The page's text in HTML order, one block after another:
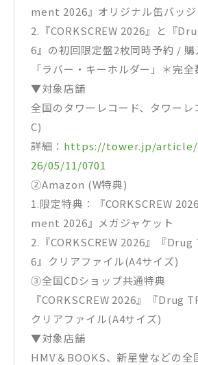
ment 2026』オリジナル缶バッジ
2.『CORKSCREW 2026』と『
6』の初回限定盤2枚同時予約 / 購
「ラバー・キーホルダー」＊完全
▼対象店舗
全国のタワーレコード、タワー
C)
詳細： https://tower.jp/article/
26/05/11/0701
②Amazon (W特典)
1.限定特典：『CORKSCREW
ment 2026』メガジャケ
2.『CORKSCREW 2026』『
6』クリアファイル(A4サイズ)
③全国CDショップ共通特典
『CORKSCREW 2026』『Drug
クリアファイル(A4サイズ)
▼対象店舗
HMV＆BOOKS、新星堂などの全